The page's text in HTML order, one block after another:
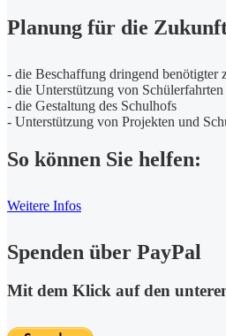
Planung für die
- die Beschaffung dringend benötigter
- die Unterstützung von Schülerfahrten
- die Gestaltung des Schulhofs
- Unterstützung von Projekten und
So können Sie helfen:
Weitere Infos
Spenden über PayPal
Mit dem Klick auf den